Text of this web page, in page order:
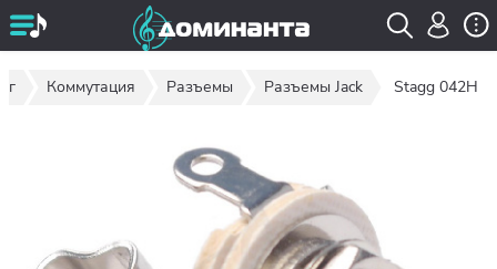
Коммутация Разъемы Разъемы Jack Stagg 042H